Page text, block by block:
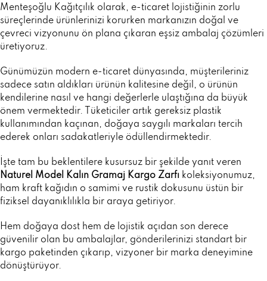
Menteşoğlu Kağıtçılık olarak, e-ticaret lojistiğinin zorlu
süreçlerinde ürünlerinizi korurken markanızın doğal ve
çevreci vizyonunu ön plana çıkaran eşsiz ambalaj çözümleri
üretiyoruz.
Günümüzün modern e-ticaret dünyasında, müşterileriniz
sadece satın aldıkları ürünün kalitesine değil, o ürünün
kendilerine nasıl ve hangi değerlerle ulaştığına da büyük
önem vermektedir. Tüketiciler artık gereksiz plastik
kullanımından kaçınan, doğaya saygılı markaları tercih
ederek onları sadakatleriyle ödüllendirmektedir.
İşte tam bu beklentilere kusursuz bir şekilde yanıt veren
Naturel Model Kalın Gramaj Kargo Zarfı koleksiyonumuz,
ham kraft kağıdın o samimi ve rustik dokusunu üstün bir
fiziksel dayanıklılıkla bir araya getiriyor.
Hem doğaya dost hem de lojistik açıdan son derece
güvenilir olan bu ambalajlar, gönderilerinizi standart bir
kargo paketinden çıkarıp, vizyoner bir marka deneyimine
dönüştürüyor.